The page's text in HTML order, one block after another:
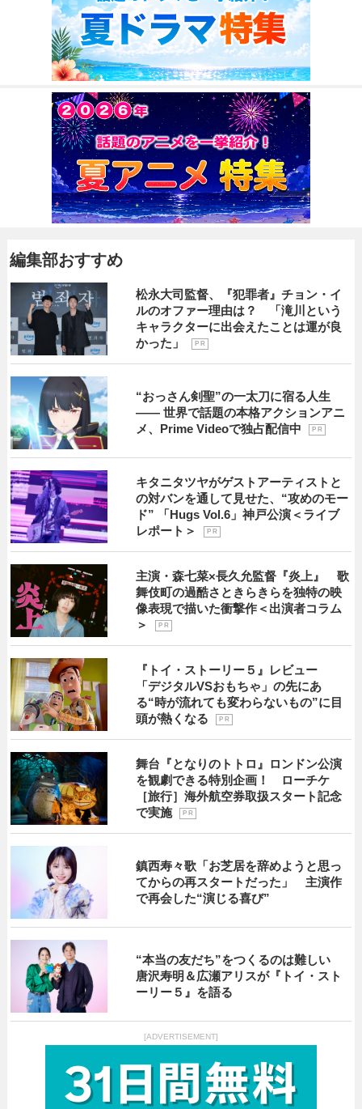
編集部おすすめ
松永大司監督、『犯罪者』チョン・イ
ルのオファー理由は？ 「滝川という
キャラクターに出会えたことは運が良
かった」
P R
“おっさん剣聖”の一太刀に宿る人生
―― 世界で話題の本格アクションアニ
メ、Prime Videoで独占配信中
P R
キタニタツヤがゲストアーティストと
の対バンを通して見せた、“攻めのモー
ド” 「Hugs Vol.6」神戸公演＜ライブ
レポート＞
P R
主演・森七菜×長久允監督『炎上』 歌
舞伎町の過酷さときらきらを独特の映
像表現で描いた衝撃作＜出演者コラム
＞
P R
『トイ・ストーリー５』レビュー
「デジタルVSおもちゃ」の先にあ
る“時が流れても変わらないもの”に目
頭が熱くなる
P R
舞台『となりのトトロ』ロンドン公演
を観劇できる特別企画！ ローチケ
［旅行］海外航空券取扱スタート記念
で実施
P R
鎮西寿々歌「お芝居を辞めようと思っ
てからの再スタートだった」 主演作
で再会した“演じる喜び”
“本当の友だち”をつくるのは難しい
唐沢寿明＆広瀬アリスが『トイ・スト
ーリー５』を語る
[ADVERTISEMENT]